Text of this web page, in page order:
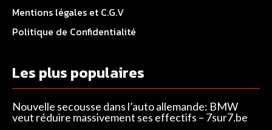
Mentions légales et C.G.V
Politique de Confidentialité
Les plus populaires
Nouvelle secousse dans l’auto allemande: BMW
veut réduire massivement ses effectifs – 7sur7.be